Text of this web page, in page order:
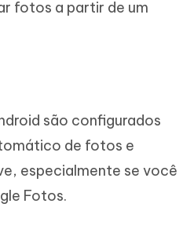
fotos a partir de um
são configurados
de fotos e
especialmente se você
Fotos.